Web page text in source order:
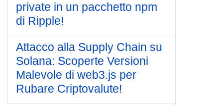
private in un pacchetto npm
di Ripple!
Attacco alla Supply Chain su
Solana: Scoperte Versioni
Malevole di web3.js per
Rubare Criptovalute!